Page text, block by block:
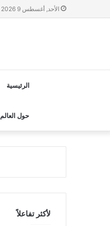
الأحد, أغسطس 9 2026
الرئيسية
حول العالم
لأكثر تفاعلاً